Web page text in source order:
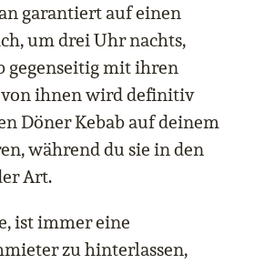
garantiert auf einen
um drei Uhr nachts,
gegenseitig mit ihren
von ihnen wird definitiv
Döner Kebab auf deinem
während du sie in den
Art.
ist immer eine
zu hinterlassen,